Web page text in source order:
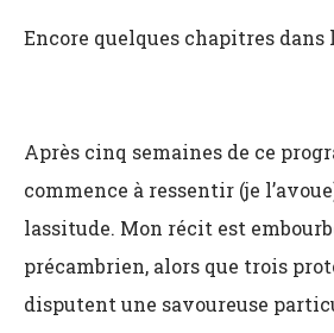
Encore quelques chapitres dans
Après cinq semaines de ce
commence à ressentir (je
lassitude. Mon récit est
précambrien, alors que trois
disputent une savoureuse